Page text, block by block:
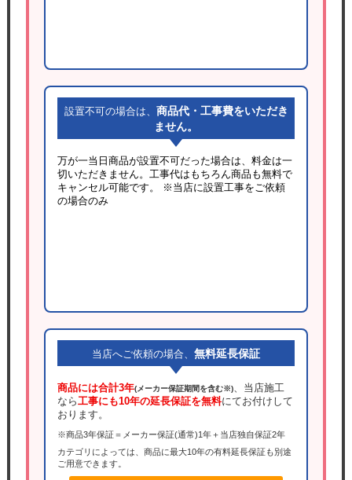
設置不可の場合は、 商品代・工事費をいただき
ません。
万が一当日商品が設置不可だった場合は、料金は一
切いただきません。工事代はもちろん商品も無料で
キャンセル可能です。
※当店に設置工事をご依頼
の場合のみ
当店へご依頼の場合、 無料延長保証
商品には合計3年(メーカー保証期間を含む※)、当店施工
なら工事にも10年の延長保証を無料にてお付けして
おります。
※商品3年保証＝メーカー保証(通常)1年＋当店独自保証2年
カテゴリによっては、商品に最大10年の有料延長保証も別途
ご用意できます。